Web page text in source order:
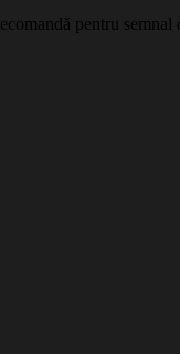
pentru